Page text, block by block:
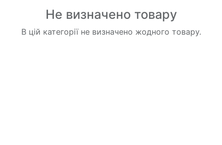
Не визначено товару
В цій категорії не визначено жодного товару.